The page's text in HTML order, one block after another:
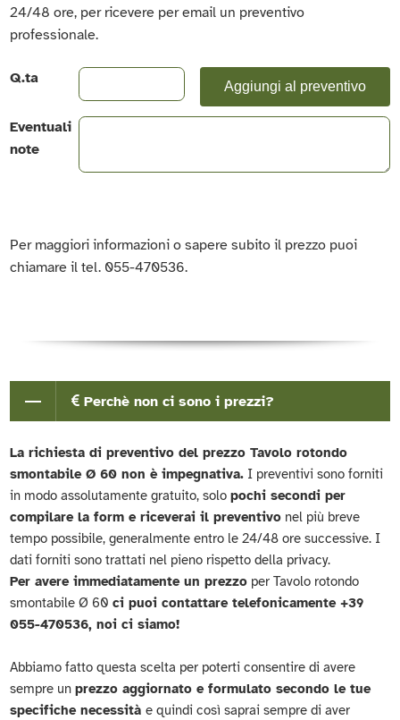
24/48 ore, per ricevere per email un preventivo
professionale.
Q.ta Aggiungi al preventivo
Eventuali
note
Per maggiori informazioni o sapere subito il prezzo puoi
chiamare il tel. 055-470536.
Perchè non ci sono i prezzi?
La richiesta di preventivo del prezzo Tavolo rotondo
smontabile Ø 60 non è impegnativa. I preventivi sono forniti
in modo assolutamente gratuito, solopochi secondi per
compilare la form e riceverai il preventivo nel più breve
tempo possibile, generalmente entro le 24/48 ore successive. I
dati forniti sono trattati nel pieno rispetto della privacy.
Per avere immediatamente un prezzo per Tavolo rotondo
smontabile Ø 60ci puoi contattare telefonicamente +39
055-470536, noi ci siamo!
Abbiamo fatto questa scelta per poterti consentire di avere
sempre unprezzo aggiornato e formulato secondo le tue
specifiche necessitàe quindi così saprai sempre di aver